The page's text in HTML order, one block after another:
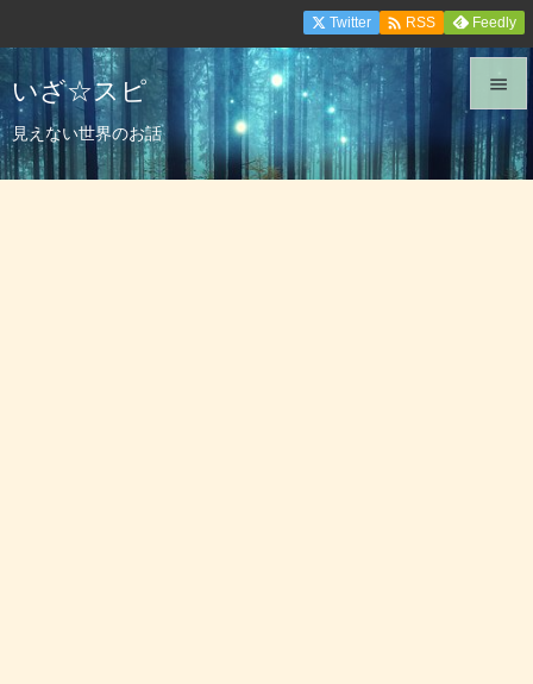
いざ☆スピ
見えない世界のお話


メニュ
Twitter  RSS Feedly